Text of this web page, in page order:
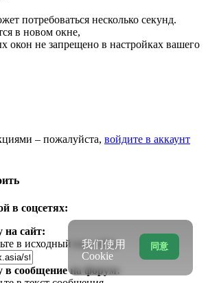
потребоваться несколько секунд.
в новом окне,
окон не запрещено в настройках вашего
– пожалуйста, войдите в аккаунт
в соцсетях:
на сайт:
в исходный код сайта
в сообщение на форум:
同意
我们使用
Cookie